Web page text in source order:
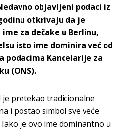
objavljeni podaci iz
otkrivaju da je
za dečake u Berlinu,
isto ime dominira već od
podacima Kancelarije za
(ONS).
je pretekao tradicionalne
i postao simbol sve veće
je ovo ime dominantno u